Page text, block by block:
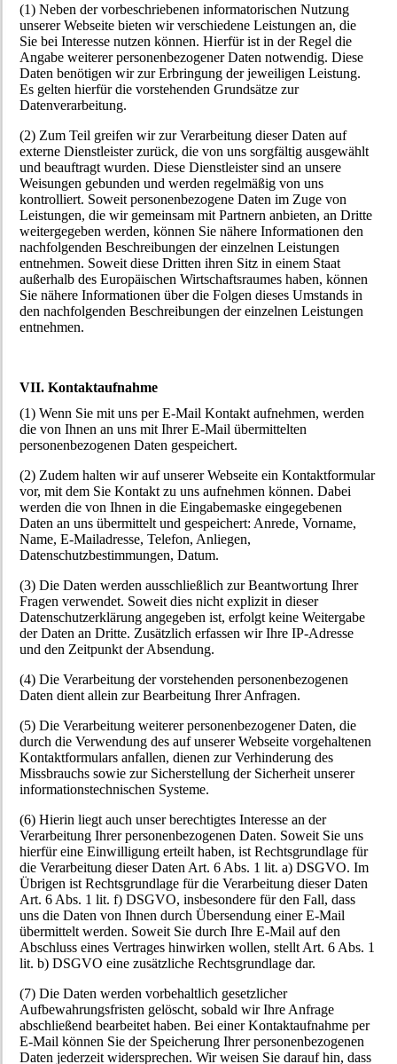
(1) Neben der vorbeschriebenen informatorischen Nutzung
unserer Webseite bieten wir verschiedene Leistungen an, die
Sie bei Interesse nutzen können. Hierfür ist in der Regel die
Angabe weiterer personenbezogener Daten notwendig. Diese
Daten benötigen wir zur Erbringung der jeweiligen Leistung.
Es gelten hierfür die vorstehenden Grundsätze zur
Datenverarbeitung.
(2) Zum Teil greifen wir zur Verarbeitung dieser Daten auf
externe Dienstleister zurück, die von uns sorgfältig ausgewählt
und beauftragt wurden. Diese Dienstleister sind an unsere
Weisungen gebunden und werden regelmäßig von uns
kontrolliert. Soweit personenbezogene Daten im Zuge von
Leistungen, die wir gemeinsam mit Partnern anbieten, an Dritte
weitergegeben werden, können Sie nähere Informationen den
nachfolgenden Beschreibungen der einzelnen Leistungen
entnehmen. Soweit diese Dritten ihren Sitz in einem Staat
außerhalb des Europäischen Wirtschaftsraumes haben, können
Sie nähere Informationen über die Folgen dieses Umstands in
den nachfolgenden Beschreibungen der einzelnen Leistungen
entnehmen.
VII. Kontaktaufnahme
(1) Wenn Sie mit uns per E-Mail Kontakt aufnehmen, werden
die von Ihnen an uns mit Ihrer E-Mail übermittelten
personenbezogenen Daten gespeichert.
(2) Zudem halten wir auf unserer Webseite ein Kontaktformular
vor, mit dem Sie Kontakt zu uns aufnehmen können. Dabei
werden die von Ihnen in die Eingabemaske eingegebenen
Daten an uns übermittelt und gespeichert: Anrede, Vorname,
Name, E-Mailadresse, Telefon, Anliegen,
Datenschutzbestimmungen, Datum.
(3) Die Daten werden ausschließlich zur Beantwortung Ihrer
Fragen verwendet. Soweit dies nicht explizit in dieser
Datenschutzerklärung angegeben ist, erfolgt keine Weitergabe
der Daten an Dritte. Zusätzlich erfassen wir Ihre IP-Adresse
und den Zeitpunkt der Absendung.
(4) Die Verarbeitung der vorstehenden personenbezogenen
Daten dient allein zur Bearbeitung Ihrer Anfragen.
(5) Die Verarbeitung weiterer personenbezogener Daten, die
durch die Verwendung des auf unserer Webseite vorgehaltenen
Kontaktformulars anfallen, dienen zur Verhinderung des
Missbrauchs sowie zur Sicherstellung der Sicherheit unserer
informationstechnischen Systeme.
(6) Hierin liegt auch unser berechtigtes Interesse an der
Verarbeitung Ihrer personenbezogenen Daten. Soweit Sie uns
hierfür eine Einwilligung erteilt haben, ist Rechtsgrundlage für
die Verarbeitung dieser Daten Art. 6 Abs. 1 lit. a) DSGVO. Im
Übrigen ist Rechtsgrundlage für die Verarbeitung dieser Daten
Art. 6 Abs. 1 lit. f) DSGVO, insbesondere für den Fall, dass
uns die Daten von Ihnen durch Übersendung einer E-Mail
übermittelt werden. Soweit Sie durch Ihre E-Mail auf den
Abschluss eines Vertrages hinwirken wollen, stellt Art. 6 Abs. 1
lit. b) DSGVO eine zusätzliche Rechtsgrundlage dar.
(7) Die Daten werden vorbehaltlich gesetzlicher
Aufbewahrungsfristen gelöscht, sobald wir Ihre Anfrage
abschließend bearbeitet haben. Bei einer Kontaktaufnahme per
E-Mail können Sie der Speicherung Ihrer personenbezogenen
Daten jederzeit widersprechen. Wir weisen Sie darauf hin, dass